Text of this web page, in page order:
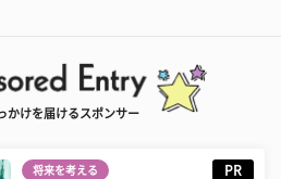
かけを届けるスポンサー
将来を考える PR